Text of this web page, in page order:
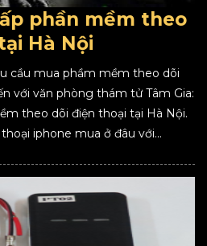
phần mềm theo
Hà Nội
cầu mua phầm mềm theo dõi
với văn phòng thám tử Tâm Gia:
theo dõi điện thoại tại Hà Nội.
iphone mua ở đâu với...